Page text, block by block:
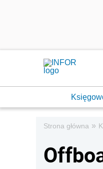
Strona główna »